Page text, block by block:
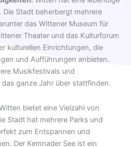
Stadt beherbergt mehrere
das Wittener Museum für
Theater und das Kulturforum
kulturellen Einrichtungen, die
und Aufführungen anbieten.
Musikfestivals und
ganze Jahr über stattfinden.
bietet eine Vielzahl von
Stadt hat mehrere Parks und
zum Entspannen und
Der Kemnader See ist ein